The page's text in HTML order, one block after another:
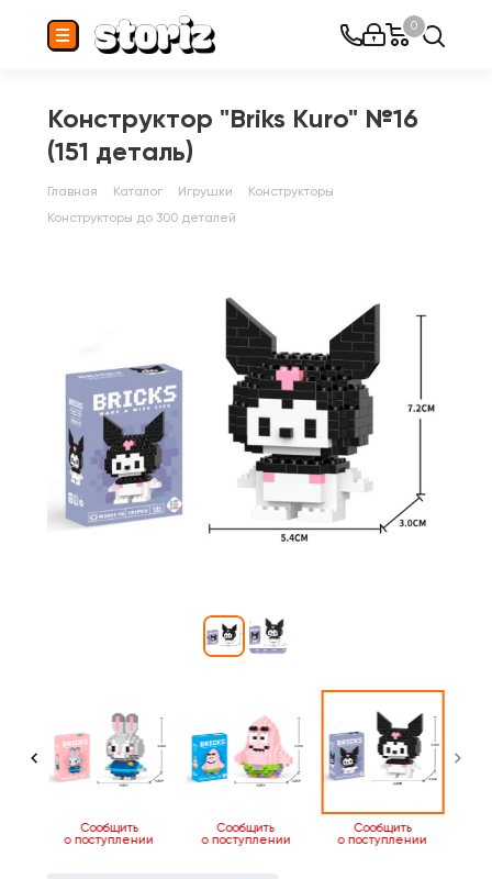
0
Конструктор "Briks Kuro" №16
(151 деталь)
Главная Каталог Игрушки
Конструкторы
Конструкторы до 300 деталей
Сообщить
о поступлении
Сообщить
о поступлении
Сообщить
о поступлении